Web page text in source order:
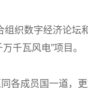
织数字经济论坛
千瓦风电”项目。
各成员国一道，